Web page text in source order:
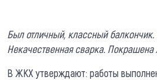
Был отличный, классный балкончик.
Некачественная сварка.
В ЖКХ утверждают: работы